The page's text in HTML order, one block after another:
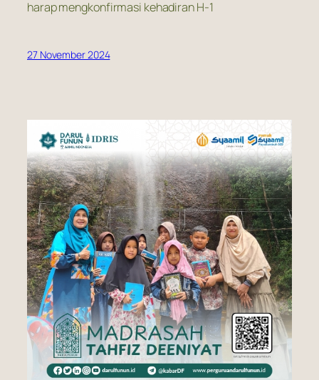
harap mengkonfirmasi kehadiran H-1
27 November 2024